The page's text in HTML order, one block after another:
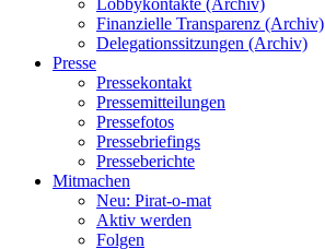
Lobbykontakte (Archiv)
Finanzielle Transparenz (Archiv)
Delegationssitzungen (Archiv)
Presse
Pressekontakt
Pressemitteilungen
Pressefotos
Pressebriefings
Presseberichte
Mitmachen
Neu: Pirat-o-mat
Aktiv werden
Folgen